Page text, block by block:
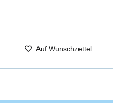
Auf Wunschzettel